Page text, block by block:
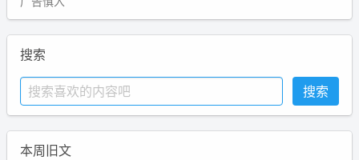
搜索
本周旧文